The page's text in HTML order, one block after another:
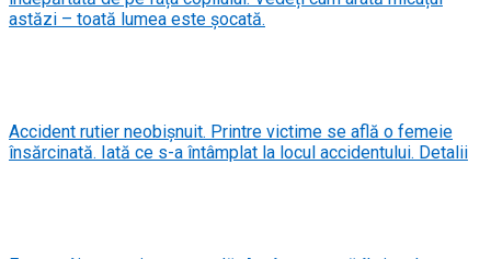
astăzi – toată lumea este șocată.
Accident rutier neobișnuit. Printre victime se află o femeie
însărcinată. Iată ce s-a întâmplat la locul accidentului. Detalii